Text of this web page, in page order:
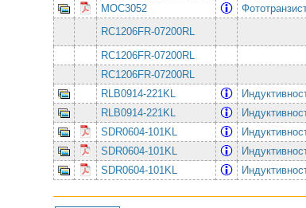
MOC3052
RC1206FR-07200RL
RC1206FR-07200RL
RC1206FR-07200RL
RLB0914-221KL
RLB0914-221KL
SDR0604-101KL
SDR0604-101KL
SDR0604-101KL